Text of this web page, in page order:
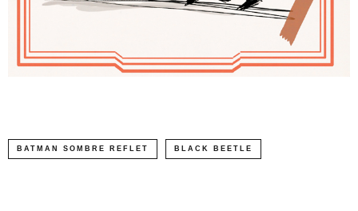
BATMAN SOMBRE REFLET BLACK BEETLE